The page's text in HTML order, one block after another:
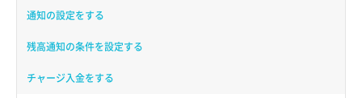
通知の設定をする
残高通知の条件を設定する
チャージ入金をする